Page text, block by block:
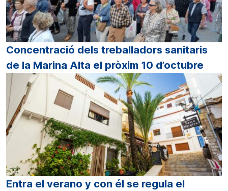
Concentració dels treballadors sanitaris
de la Marina Alta el pròxim 10 d’octubre
Entra el verano y con él se regula el